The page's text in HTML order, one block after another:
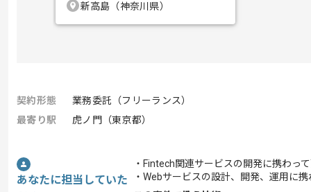
新高島（神奈川県）
契約形態
業務委託（フリーランス）
最寄り駅
虎ノ門（東京都）
あなたに担当していた
・Fintech関連サービスの開発に携わっ
・Webサービスの設計、開発、運用に